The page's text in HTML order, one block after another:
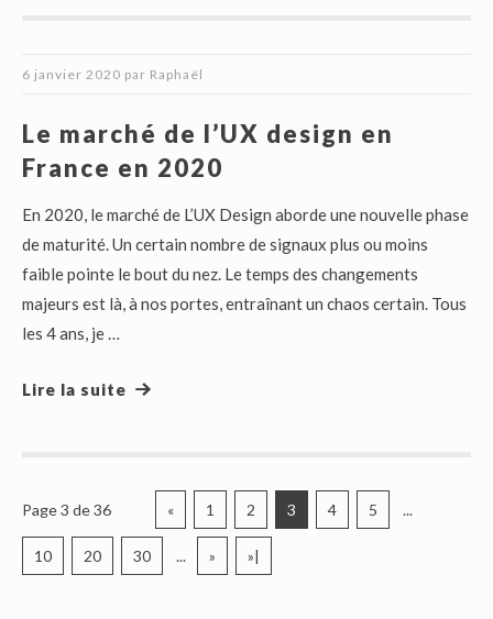
6 janvier 2020 par Raphaël
Le marché de l’UX design en
France en 2020
En 2020, le marché de L’UX Design aborde une nouvelle phase
de maturité. Un certain nombre de signaux plus ou moins
faible pointe le bout du nez. Le temps des changements
majeurs est là, à nos portes, entraînant un chaos certain. Tous
les 4 ans, je …
Lire la suite
Page 3 de 36 « 1 2 3 4 5 ...
10 20 30 ... » »|